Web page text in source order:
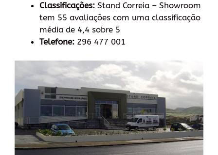
Classificações: Stand Correia – Showroom
tem 55 avaliações com uma classificação
média de 4,4 sobre 5
Telefone: 296 477 001